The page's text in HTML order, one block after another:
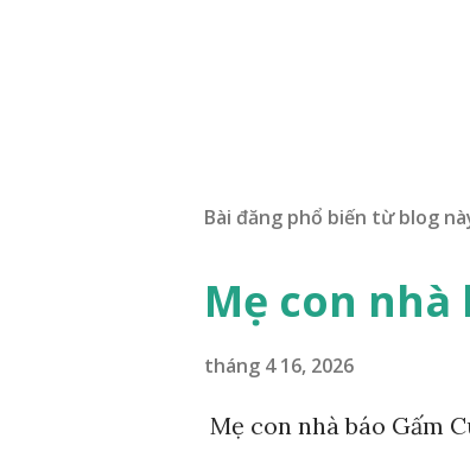
Bài đăng phổ biến từ blog
Mẹ con nhà
tháng 4 16, 2026
Mẹ con nhà báo Gấm